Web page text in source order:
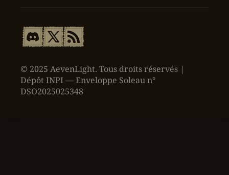
© 2025 AevenLight. Tous droits réservés |
Dépôt INPI — Enveloppe Soleau n°
DSO2025025348